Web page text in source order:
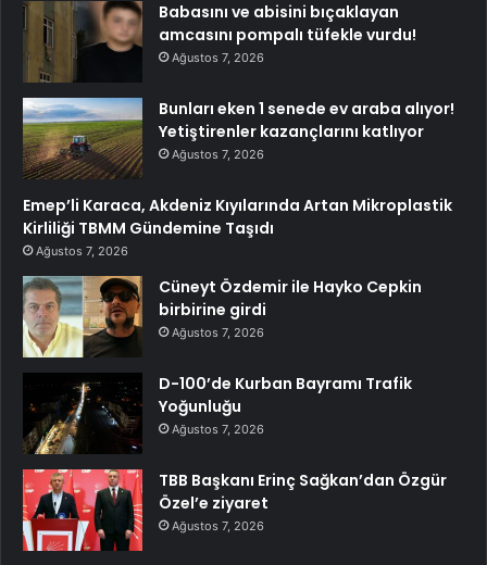
Babasını ve abisini bıçaklayan
amcasını pompalı tüfekle vurdu!
Ağustos 7, 2026
Bunları eken 1 senede ev araba alıyor!
Yetiştirenler kazançlarını katlıyor
Ağustos 7, 2026
Emep’li Karaca, Akdeniz Kıyılarında Artan Mikroplastik
Kirliliği TBMM Gündemine Taşıdı
Ağustos 7, 2026
Cüneyt Özdemir ile Hayko Cepkin
birbirine girdi
Ağustos 7, 2026
D-100’de Kurban Bayramı Trafik
Yoğunluğu
Ağustos 7, 2026
TBB Başkanı Erinç Sağkan’dan Özgür
Özel’e ziyaret
Ağustos 7, 2026